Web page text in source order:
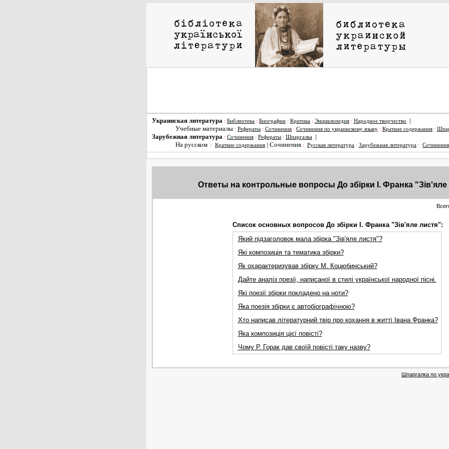
Украинская литература : Библиотека : Биографии : Критика : Энциклопедия : Народное творчество
|
Учебные материалы : Рефераты : Сочинения : Сочинения по украинскому языку : Краткие содержания :
Зарубежная литература : Сочинения : Рефераты : Шпаргалка
|
На русском
: Краткие содержания | Сочинения : Русская литература : Зарубежная литература :
Ответы на контрольные вопросы До збірки І. Франка "Зів'яле
Список основных вопросов До збірки І. Франка "Зів'яле листя":
Який підзаголовок мала збірка "Зів'яле листя"?
Які композиція та тематика збірки?
Як охарактеризував збірку М. Коцюбинський?
Дайте аналіз поезії, написаної в стилі української народної пісні.
Які поезії збірки покладено на ноти?
Яка поезія збірки є автобіографічною?
Хто написав літературний твір про кохання в житті Івана Франка?
Яка композиція цієї повісті?
Чому Р. Горак дав своїй повісті таку назву?
Шпаргалка по